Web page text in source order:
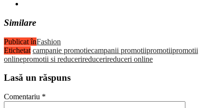
Similare
Publicat înFashion
Etichetat campanie promotiecampanii promotiipromotiipromotii
onlinepromotii si reducerireducerireduceri online
Lasă un răspuns
Comentariu *